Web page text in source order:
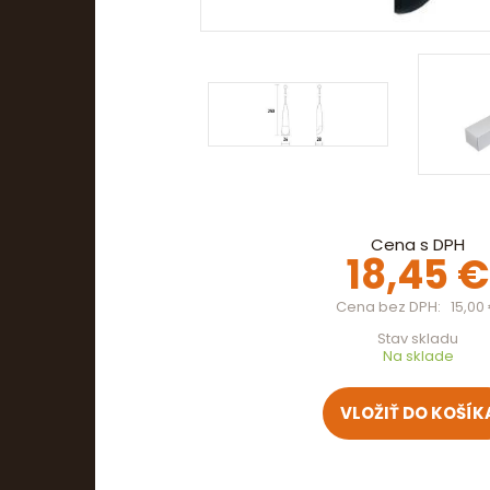
Cena s DPH
18,45 €
Cena bez DPH
Stav skladu
Na sklade